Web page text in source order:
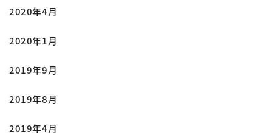
2020年4月
2020年1月
2019年9月
2019年8月
2019年4月